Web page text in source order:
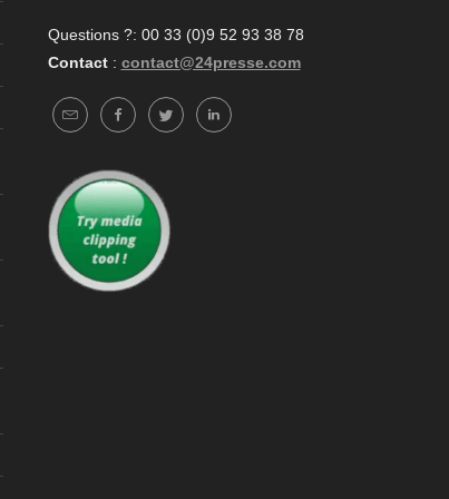
Questions ?: 00 33 (0)9 52 93 38 78
Contact : contact@24presse.com